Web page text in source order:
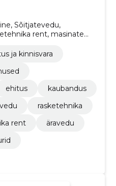
Sõitjatevedu,
rent, masinate
ja kinnisvara
ehitus
kaubandus
rasketehnika
rent
äravedu